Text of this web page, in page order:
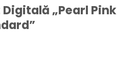
„Pearl Pink